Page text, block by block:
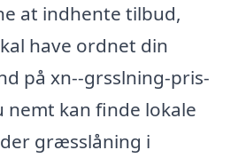
at indhente tilbud,
have ordnet din
på xn--grsslning-pris-
nemt kan finde lokale
græsslåning i